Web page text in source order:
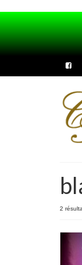
UA-100436175-1
2